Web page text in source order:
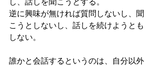
逆に興味が無ければ質問しないし、聞
こうとしないし、話しを続けようとも
しない。
誰かと会話するというのは、自分以外